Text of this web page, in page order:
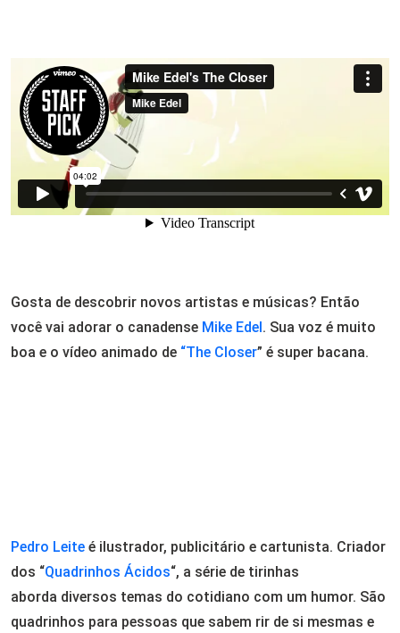
Gosta de descobrir novos artistas e músicas? Então
você vai adorar o canadense Mike Edel . Sua voz é muito
boa e o vídeo animado de “The Closer” é super bacana.
Pedro Leite é ilustrador, publicitário e cartunista. Criador
dos “Quadrinhos Ácidos“, a série de tirinhas
aborda diversos temas do cotidiano com um humor. São
quadrinhos para pessoas que sabem rir de si mesmas e